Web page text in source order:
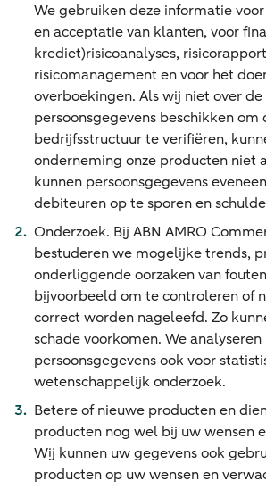
We gebruiken deze informatie
en acceptatie van klanten, voor
krediet)risicoanalyses,
risicomanagement en voor het
overboekingen. Als wij niet over
persoonsgegevens beschikken om
bedrijfsstructuur te verifiëren,
onderneming onze producten niet
kunnen persoonsgegevens
debiteuren op te sporen en
Onderzoek. Bij ABN AMRO
bestuderen we mogelijke trends,
onderliggende oorzaken van
bijvoorbeeld om te controleren of
correct worden nageleefd. Zo
schade voorkomen. We analyseren
persoonsgegevens ook voor
wetenschappelijk onderzoek.
Betere of nieuwe producten en
producten nog wel bij uw wensen
Wij kunnen uw gegevens ook
producten op uw wensen en